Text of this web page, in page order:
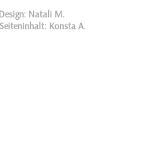
Natali M.
Konsta A.